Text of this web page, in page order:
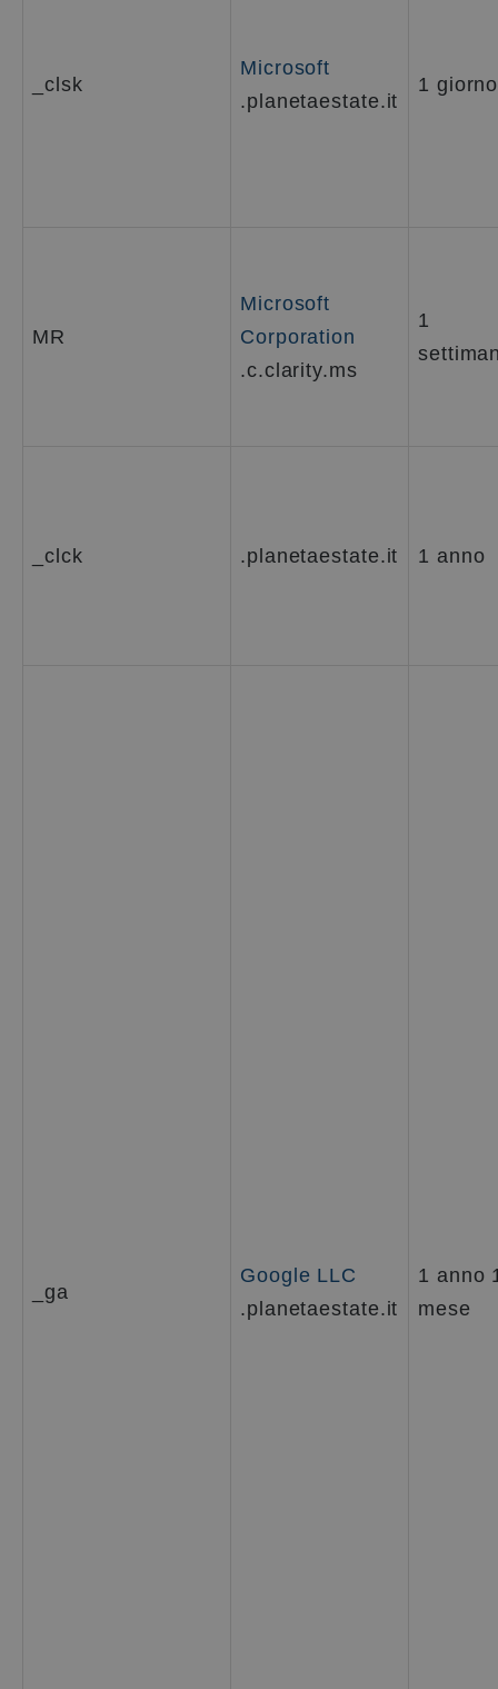
_clsk
Microsoft
.planetaestate.it
1 giorno
MR
Microsoft
Corporation
.c.clarity.ms
1
_clck .planetaestate.it 1 anno
_ga
Google LLC
.planetaestate.it
1 anno
mese